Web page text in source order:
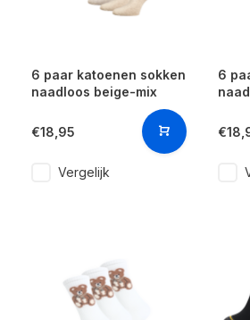
6 paar katoenen sokken
naadloos beige-mix
€18,95
Vergelijk
6